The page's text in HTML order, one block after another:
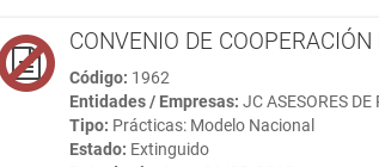
CONVENIO DE
Código: 1962
Entidades / Empresas: JC ASESORES DE
Tipo: Prácticas: Modelo Nacional
Estado: Extinguido